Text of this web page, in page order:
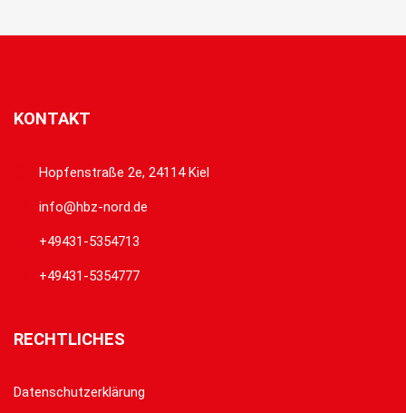
KONTAKT
Hopfenstraße 2e, 24114 Kiel
info@hbz-nord.de
+49431-5354713
+49431-5354777
RECHTLICHES
Datenschutzerklärung